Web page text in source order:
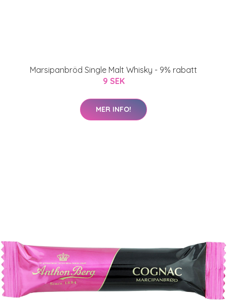
Marsipanbröd Single Malt Whisky - 9% rabatt
9 SEK
MER INFO!